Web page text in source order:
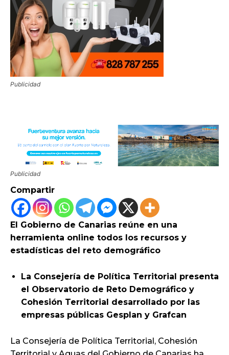
Publicidad
Publicidad
Compartir
El Gobierno de Canarias reúne en una
herramienta online todos los recursos y
estadísticas del reto demográfico
La Consejería de Política Territorial presenta
el Observatorio de Reto Demográfico y
Cohesión Territorial desarrollado por las
empresas públicas Gesplan y Grafcan
La Consejería de Política Territorial, Cohesión